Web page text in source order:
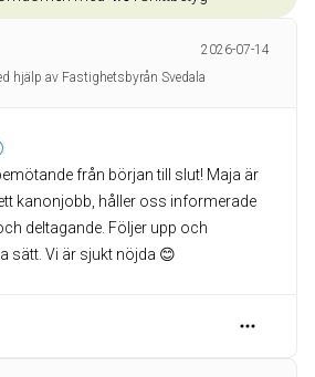
2026-07-14
hjälp av Fastighetsbyrån Svedala
från början till slut! Maja är
kanonjobb, håller oss informerade
deltagande. Följer upp och
sätt. Vi är sjukt nöjda 😊